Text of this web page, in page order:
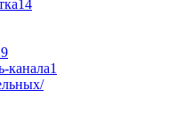
14
9
канала1